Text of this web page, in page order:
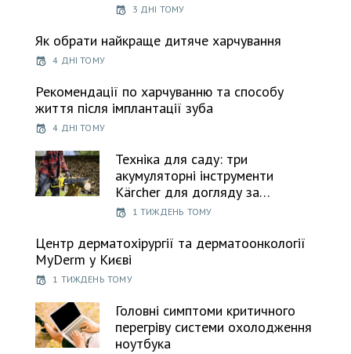
3 ДНІ ТОМУ
Як обрати найкраще дитяче харчування
4 ДНІ ТОМУ
Рекомендації по харчуванню та способу
життя після імплантації зуба
4 ДНІ ТОМУ
Техніка для саду: три
акумуляторні інструменти
Kärcher для догляду за…
1 ТИЖДЕНЬ ТОМУ
Центр дерматохірургії та дерматоонкології
MyDerm у Києві
1 ТИЖДЕНЬ ТОМУ
Головні симптоми критичного
перегріву системи охолодження
ноутбука